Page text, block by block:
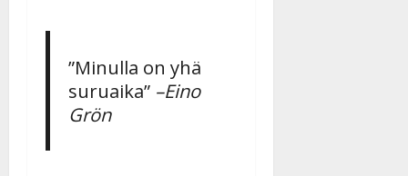
”Minulla on yhä
suruaika” –Eino
Grön